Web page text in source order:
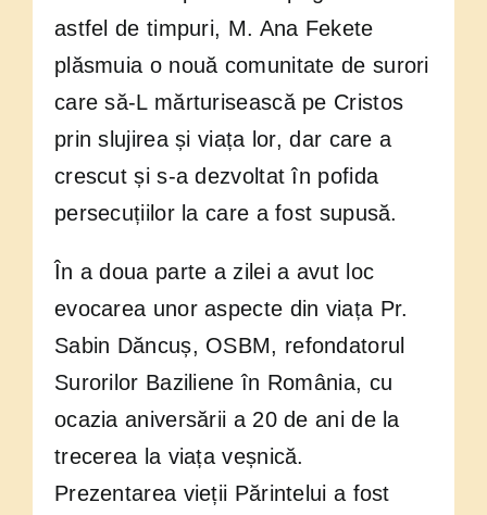
astfel de timpuri, M. Ana Fekete
plăsmuia o nouă comunitate de surori
care să-L mărturisească pe Cristos
prin slujirea și viața lor, dar care a
crescut și s-a dezvoltat în pofida
persecuțiilor la care a fost supusă.
În a doua parte a zilei a avut loc
evocarea unor aspecte din viața Pr.
Sabin Dăncuș, OSBM, refondatorul
Surorilor Baziliene în România, cu
ocazia aniversării a 20 de ani de la
trecerea la viața veșnică.
Prezentarea vieții Părintelui a fost